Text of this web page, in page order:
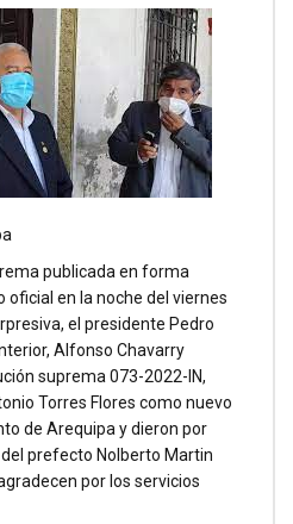
publicada en forma
oficial en la noche del viernes
el presidente Pedro
Alfonso Chavarry
suprema 073-2022-IN,
Torres Flores como nuevo
de Arequipa y dieron por
prefecto Nolberto Martin
por los servicios